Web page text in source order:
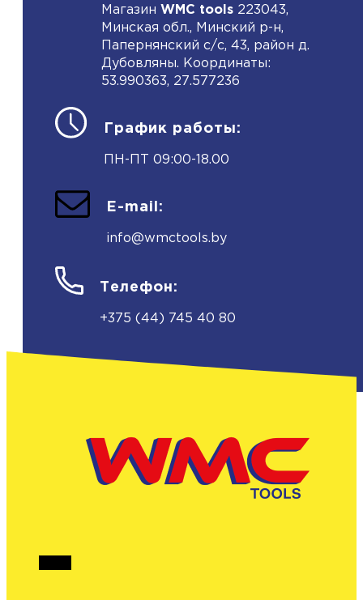
Магазин WMC tools 223043,
Минская обл., Минский р-н,
Папернянский с/с, 43, район д.
Дубовляны. Координаты:
53.990363, 27.577236
График работы:
ПН-ПТ 09:00-18.00
E-mail:
info@wmctools.by
Телефон:
+375 (44) 745 40 80